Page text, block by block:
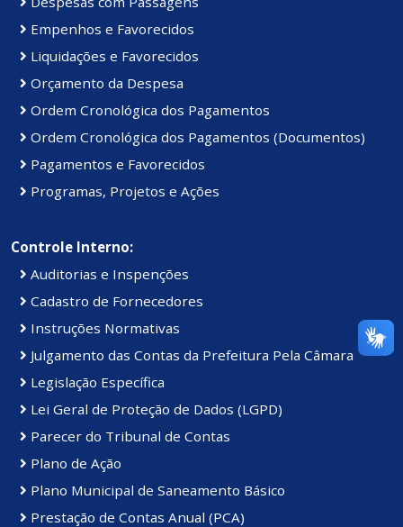
Empenhos e Favorecidos
Liquidações e Favorecidos
Orçamento da Despesa
Ordem Cronológica dos Pagamentos
Ordem Cronológica dos Pagamentos (Documentos)
Pagamentos e Favorecidos
Programas, Projetos e Ações
Controle Interno:
Auditorias e Inspenções
Cadastro de Fornecedores
Instruções Normativas
Julgamento das Contas da Prefeitura Pela Câmara
Legislação Específica
Lei Geral de Proteção de Dados (LGPD)
Parecer do Tribunal de Contas
Plano de Ação
Plano Municipal de Saneamento Básico
Prestação de Contas Anual (PCA)